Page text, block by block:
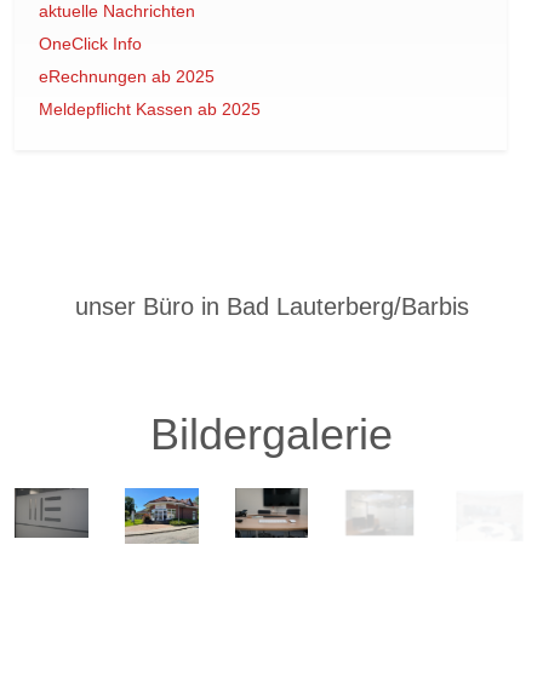
aktuelle Nachrichten
OneClick Info
eRechnungen ab 2025
Meldepflicht Kassen ab 2025
unser Büro in Bad Lauterberg/Barbis
Bildergalerie